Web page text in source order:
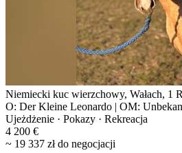
Niemiecki kuc wierzchowy, Wałach, 1
O: Der Kleine Leonardo | OM:
Ujeżdżenie · Pokazy · Rekreacja
4 200 €
~ 19 337 zł do negocjacji